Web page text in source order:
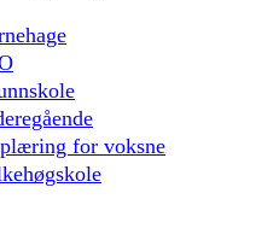
for voksne